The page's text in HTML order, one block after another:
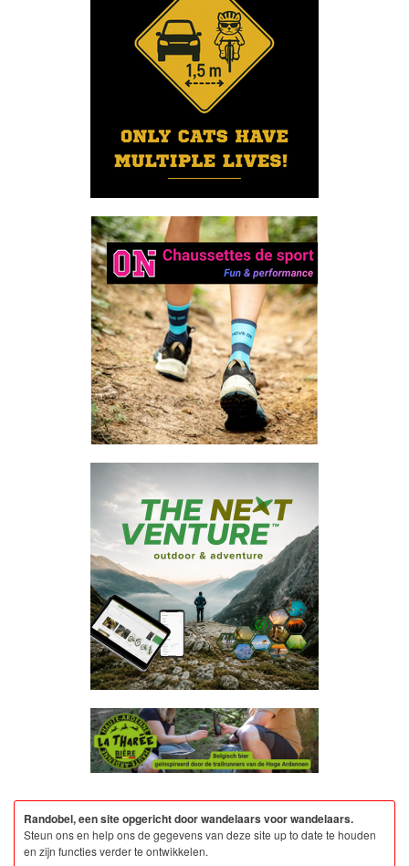
Randobel, een site opgericht door wandelaars voor wandelaars.
Steun ons en help ons de gegevens van deze site up to date te houden
en zijn functies verder te ontwikkelen.